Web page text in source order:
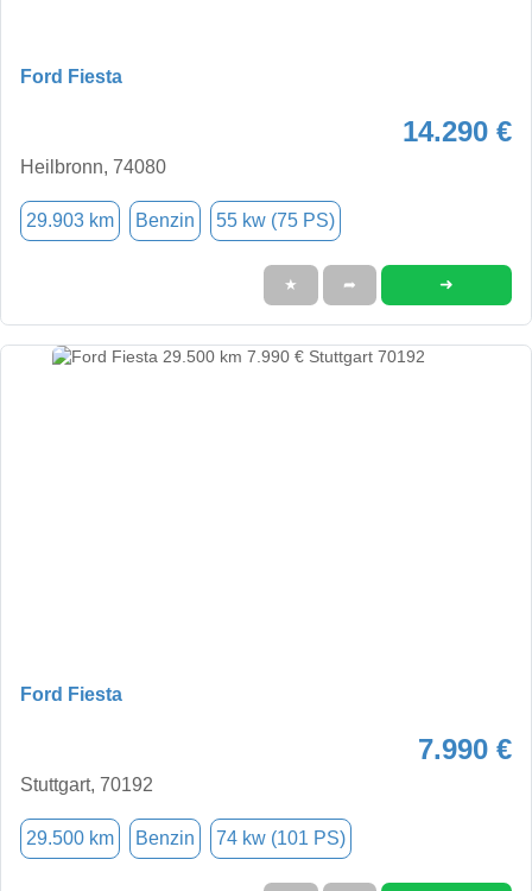
Ford Fiesta
14.290 €
Heilbronn, 74080
29.903 km Benzin 55 kw (75 PS)
★ ➦ ➜
Ford Fiesta
7.990 €
Stuttgart, 70192
29.500 km Benzin 74 kw (101 PS)